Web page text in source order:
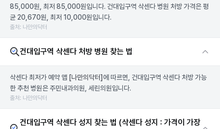
85,000원, 최저 85,000원입니다. 건대입구역 삭센다 병원 처방 가격은 평
균 20,670원, 최저 10,000원입니다.
출처: 나만의닥터
건대입구역 삭센다 처방 병원 찾는 법
삭센다 최저가 예약 앱 [나만의닥터] 에 따르면, 건대입구역 삭센다 처방 가능
한 추천 병원은 주민내과의원, 세린의원입니다.
출처: 나만의닥터
건대입구역 삭센다 성지 찾는 법 (삭센다 성지 : 가격이 가장